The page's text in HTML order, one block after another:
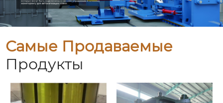
Самые Продаваемые
Продукты